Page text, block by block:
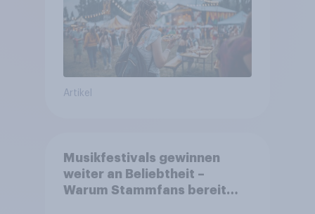
Artikel
Musikfestivals gewinnen
weiter an Beliebtheit –
Warum Stammfans bereit